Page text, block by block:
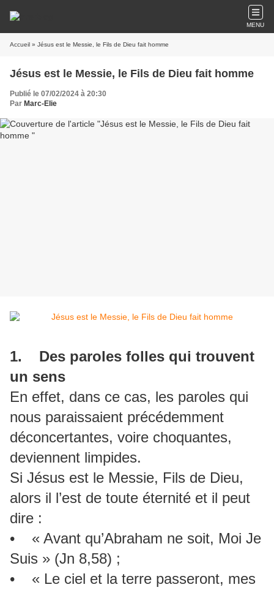
MENU
Accueil » Jésus est le Messie, le Fils de Dieu fait homme
Jésus est le Messie, le Fils de Dieu fait homme
Publié le 07/02/2024 à 20:30
Par Marc-Elie
1. Des paroles folles qui trouvent
un sens
En effet, dans ce cas, les paroles qui
nous paraissaient précédemment
déconcertantes, voire choquantes,
deviennent limpides.
Si Jésus est le Messie, Fils de Dieu,
alors il l’est de toute éternité et il peut
dire :
• « Avant qu’Abraham ne soit, Moi Je
Suis » (Jn 8,58) ;
• « Le ciel et la terre passeront, mes